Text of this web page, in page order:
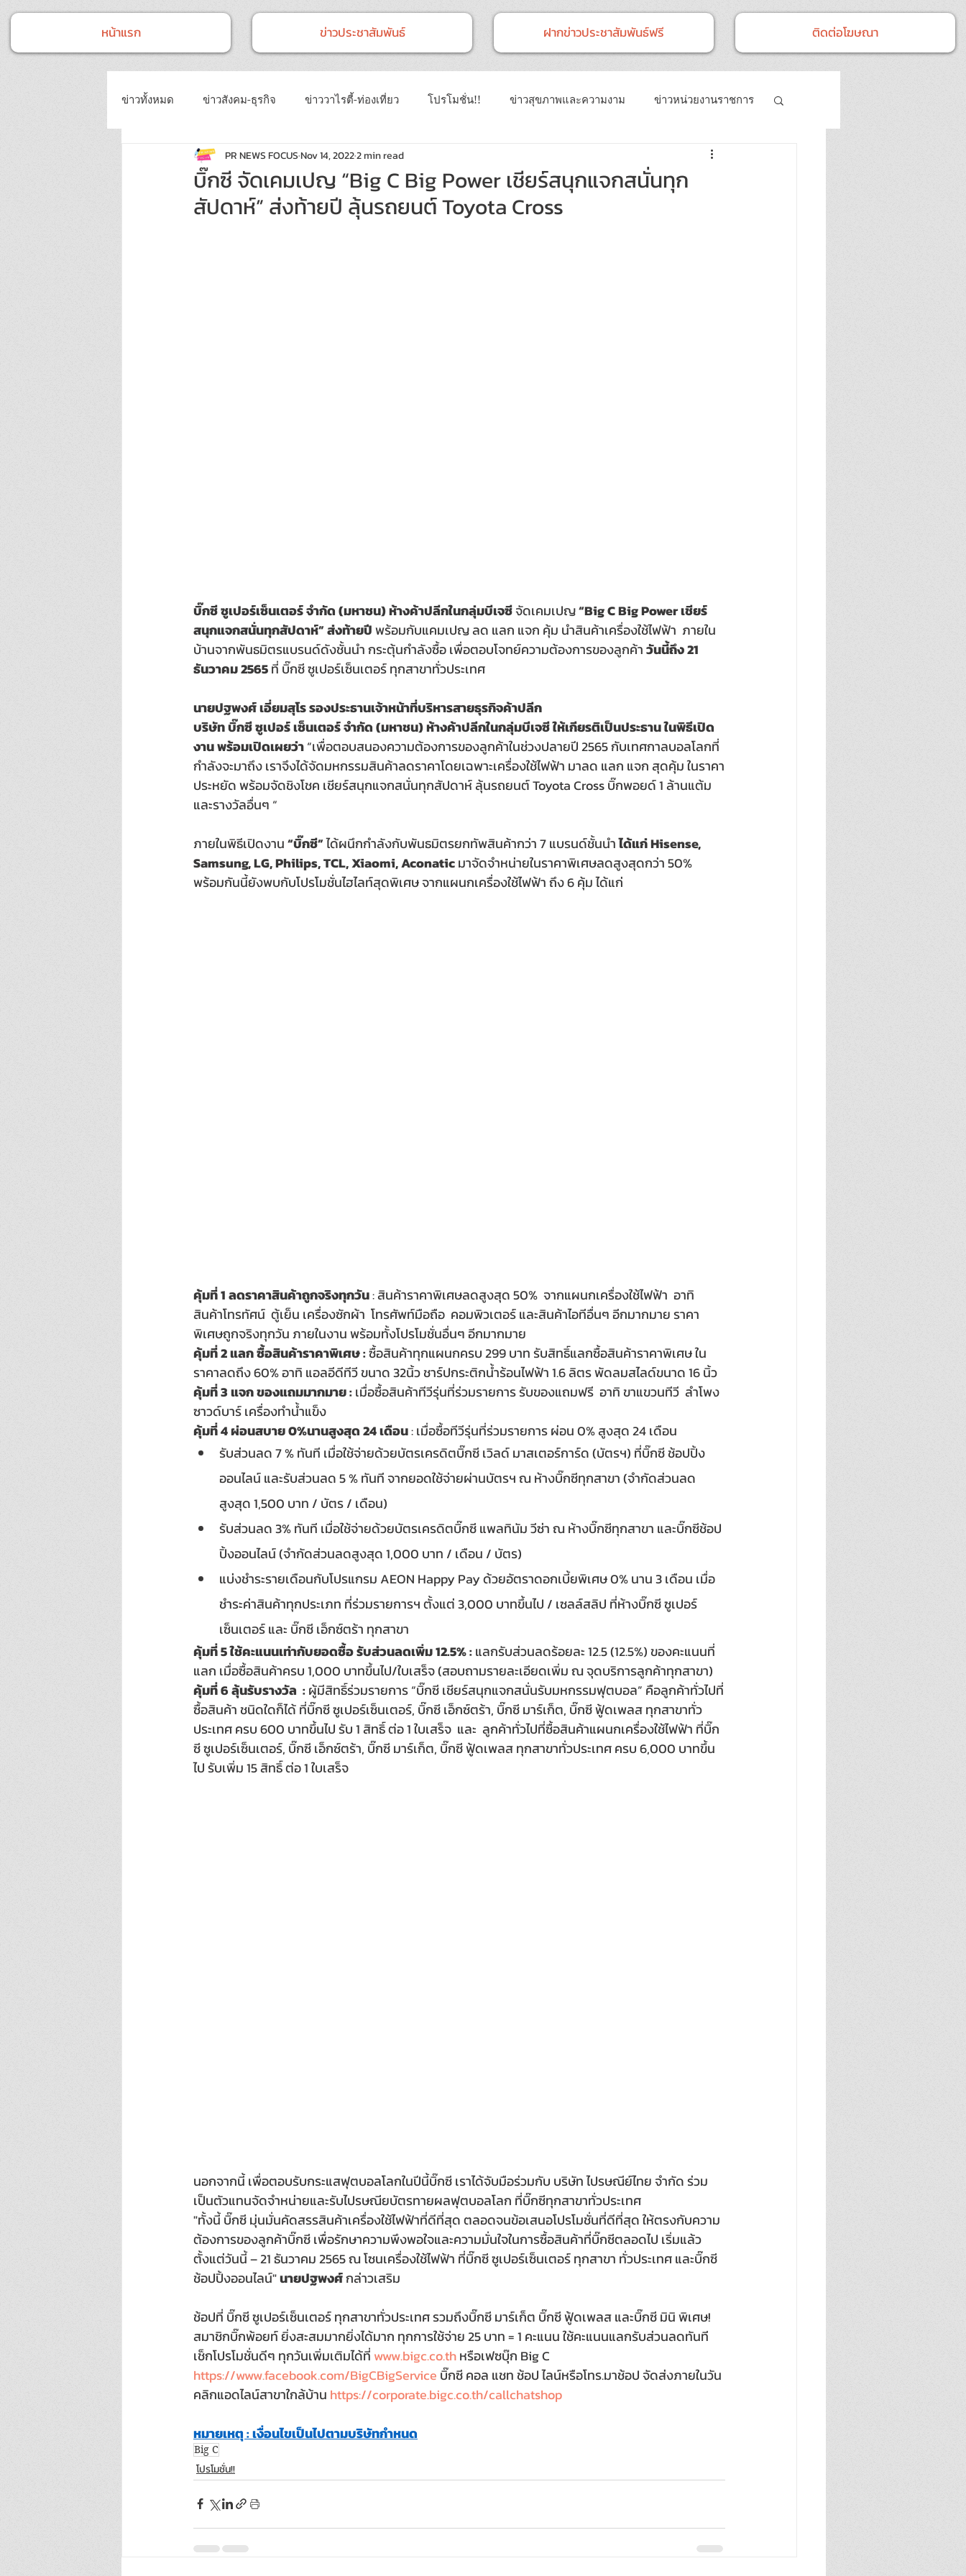
หน้าแรก ข่าวประชาสัมพันธ์ ฝากข่าวประชาสัมพันธ์ฟรี ติดต่อโฆษณา
ข่าวทั้งหมด ข่าวสังคม-ธุรกิจ ข่าววาไรตี้-ท่องเที่ยว โปรโมชั่น!! ข่าวสุขภาพและความงาม ข่าวหน่วยงานราชการ
ข่าวงานประชุม-อบรมสัมมนา ข่าวทั่วไป ข่าวการศึกษา
ข่าวบันเทิง บทความประชาสัมพันธ์ Event ข่าวเทคโนโลยี IT
บิ๊กซี จัดเคมเปญ “Big C Big Power เชียร์สนุกแจกสนั่นทุก
สัปดาห์” ส่งท้ายปี ลุ้นรถยนต์ Toyota Cross
PR NEWS FOCUSNov 14, 20222 min read
บิ๊กซี ซูเปอร์เซ็นเตอร์ จำกัด (มหาชน) ห้างค้าปลีกในกลุ่มบีเจซี จัดเคมเปญ “Big C Big Power เชียร์
สนุกแจกสนั่นทุกสัปดาห์” ส่งท้ายปี พร้อมกับแคมเปญ ลด แลก แจก คุ้ม นำสินค้าเครื่องใช้ไฟฟ้า  ภายใน
บ้านจากพันธมิตรแบรนด์ดังชั้นนำ กระตุ้นกำลังซื้อ เพื่อตอบโจทย์ความต้องการของลูกค้า วันนี้ถึง 21
ธันวาคม 2565ที่ บิ๊กซี ซูเปอร์เซ็นเตอร์ ทุกสาขาทั่วประเทศ
นายปฐพงศ์ เอี่ยมสุโร รองประธานเจ้าหน้าที่บริหารสายธุรกิจค้าปลีก
บริษัท บิ๊กซี ซูเปอร์ เซ็นเตอร์ จำกัด (มหาชน) ห้างค้าปลีกในกลุ่มบีเจซี ให้เกียรติเป็นประธาน ในพิธีเปิด
งาน พร้อมเปิดเผยว่า “เพื่อตอบสนองความต้องการของลูกค้าในช่วงปลายปี 2565 กับเทศกาลบอลโลกที่
กำลังจะมาถึง เราจึงได้จัดมหกรรมสินค้าลดราคาโดยเฉพาะเครื่องใช้ไฟฟ้า มาลด แลก แจก สุดคุ้ม ในราคา
ประหยัด พร้อมจัดชิงโชค เชียร์สนุกแจกสนั่นทุกสัปดาห์ ลุ้นรถยนต์ Toyota Cross บิ๊กพอยด์ 1 ล้านแต้ม
และรางวัลอื่นๆ “
ภายในพิธีเปิดงาน “บิ๊กซี” ได้ผนึกกำลังกับพันธมิตรยกทัพสินค้ากว่า 7 แบรนด์ชั้นนำ ได้แก่ Hisense,
Samsung, LG, Philips, TCL, Xiaomi, Aconatic มาจัดจำหน่ายในราคาพิเศษลดสูงสุดกว่า 50%
พร้อมกันนี้ยังพบกับโปรโมชั่นไฮไลท์สุดพิเศษ จากแผนกเครื่องใช้ไฟฟ้า ถึง 6 คุ้ม ได้แก่
คุ้มที่ 1 ลดราคาสินค้าถูกจริงทุกวัน : สินค้าราคาพิเศษลดสูงสุด 50%  จากแผนกเครื่องใช้ไฟฟ้า อาทิ
สินค้าโทรทัศน์  ตู้เย็น เครื่องซักผ้า  โทรศัพท์มือถือ  คอมพิวเตอร์ และสินค้าไอทีอื่นๆ อีกมากมาย ราคา
พิเศษถูกจริงทุกวัน ภายในงาน พร้อมทั้งโปรโมชั่นอื่นๆ อีกมากมาย
คุ้มที่ 2 แลก ซื้อสินค้าราคาพิเศษ : ซื้อสินค้าทุกแผนกครบ 299 บาท รับสิทธิ์แลกซื้อสินค้าราคาพิเศษ ใน
ราคาลดถึง 60% อาทิ แอลอีดีทีวี ขนาด 32นิ้ว ชาร์ปกระติกน้ำร้อนไฟฟ้า 1.6 ลิตร พัดลมสไลด์ขนาด 16 นิ้ว
คุ้มที่ 3 แจก ของแถมมากมาย : เมื่อซื้อสินค้าทีวีรุ่นที่ร่วมรายการ รับของแถมฟรี  อาทิ ขาแขวนทีวี  ลำโพง
ซาวด์บาร์ เครื่องทำน้ำแข็ง
คุ้มที่ 4 ผ่อนสบาย 0%นานสูงสุด 24 เดือน : เมื่อซื้อทีวีรุ่นที่ร่วมรายการ ผ่อน 0% สูงสุด 24 เดือน
รับส่วนลด 7 % ทันที เมื่อใช้จ่ายด้วยบัตรเครดิตบิ๊กซี เวิลด์ มาสเตอร์การ์ด (บัตรฯ) ที่บิ๊กซี ช้อปปิ้ง
ออนไลน์ และรับส่วนลด 5 % ทันที จากยอดใช้จ่ายผ่านบัตรฯ ณ ห้างบิ๊กซีทุกสาขา (จำกัดส่วนลด
สูงสุด 1,500 บาท / บัตร / เดือน)
รับส่วนลด 3% ทันที เมื่อใช้จ่ายด้วยบัตรเครดิตบิ๊กซี แพลทินัม วีซ่า ณ ห้างบิ๊กซีทุกสาขา และบิ๊กซีช้อป
ปิ้งออนไลน์ (จำกัดส่วนลดสูงสุด 1,000 บาท / เดือน / บัตร)
แบ่งชำระรายเดือนกับโปรแกรม AEON Happy Pay ด้วยอัตราดอกเบี้ยพิเศษ 0% นาน 3 เดือน เมื่อ
ชำระค่าสินค้าทุกประเภท ที่ร่วมรายการฯ ตั้งแต่ 3,000 บาทขึ้นไป / เซลล์สลิป ที่ห้างบิ๊กซี ซูเปอร์
เซ็นเตอร์ และ บิ๊กซี เอ็กซ์ตร้า ทุกสาขา
คุ้มที่ 5 ใช้คะแนนเท่ากับยอดซื้อ รับส่วนลดเพิ่ม 12.5% : แลกรับส่วนลดร้อยละ 12.5 (12.5%) ของคะแนนที่
แลก เมื่อซื้อสินค้าครบ 1,000 บาทขึ้นไป/ใบเสร็จ (สอบถามรายละเอียดเพิ่ม ณ จุดบริการลูกค้าทุกสาขา)
คุ้มที่ 6 ลุ้นรับรางวัล  : ผู้มีสิทธิ์ร่วมรายการ “บิ๊กซี เชียร์สนุกแจกสนั่นรับมหกรรมฟุตบอล” คือลูกค้าทั่วไปที่
ซื้อสินค้า ชนิดใดก็ได้ ที่บิ๊กซี ซูเปอร์เซ็นเตอร์, บิ๊กซี เอ็กซ์ตร้า, บิ๊กซี มาร์เก็ต, บิ๊กซี ฟู้ดเพลส ทุกสาขาทั่ว
ประเทศ ครบ 600 บาทขึ้นไป รับ 1 สิทธิ์ ต่อ 1 ใบเสร็จ  และ  ลูกค้าทั่วไปที่ซื้อสินค้าแผนกเครื่องใช้ไฟฟ้า ที่บิ๊ก
ซี ซูเปอร์เซ็นเตอร์, บิ๊กซี เอ็กซ์ตร้า, บิ๊กซี มาร์เก็ต, บิ๊กซี ฟู้ดเพลส ทุกสาขาทั่วประเทศ ครบ 6,000 บาทขึ้น
ไป รับเพิ่ม 15 สิทธิ์ ต่อ 1 ใบเสร็จ
นอกจากนี้ เพื่อตอบรับกระแสฟุตบอลโลกในปีนี้บิ๊กซี เราได้จับมือร่วมกับ บริษัท ไปรษณีย์ไทย จำกัด ร่วม
เป็นตัวแทนจัดจำหน่ายและรับไปรษณียบัตรทายผลฟุตบอลโลก ที่บิ๊กซีทุกสาขาทั่วประเทศ
"ทั้งนี้ บิ๊กซี มุ่นมั่นคัดสรรสินค้าเครื่องใช้ไฟฟ้าที่ดีที่สุด ตลอดจนข้อเสนอโปรโมชั่นที่ดีที่สุด ให้ตรงกับความ
ต้องการของลูกค้าบิ๊กซี เพื่อรักษาความพึงพอใจและความมั่นใจในการซื้อสินค้าที่บิ๊กซีตลอดไป เริ่มแล้ว
ตั้งแต่วันนี้ – 21 ธันวาคม 2565 ณ โซนเครื่องใช้ไฟฟ้า ที่บิ๊กซี ซูเปอร์เซ็นเตอร์ ทุกสาขา ทั่วประเทศ และบิ๊กซี
ช้อปปิ้งออนไลน์" นายปฐพงศ์ กล่าวเสริม
ช้อปที่ บิ๊กซี ซูเปอร์เซ็นเตอร์ ทุกสาขาทั่วประเทศ รวมถึงบิ๊กซี มาร์เก็ต บิ๊กซี ฟู้ดเพลส และบิ๊กซี มินิ พิเศษ!
สมาชิกบิ๊กพ้อยท์ ยิ่งสะสมมากยิ่งได้มาก ทุกการใช้จ่าย 25 บาท = 1 คะแนน ใช้คะแนนแลกรับส่วนลดทันที
เช็กโปรโมชั่นดีๆ ทุกวันเพิ่มเติมได้ที่ www.bigc.co.th หรือเฟซบุ๊ก Big C
https://www.facebook.com/BigCBigService บิ๊กซี คอล แชท ช้อป ไลน์หรือโทร.มาช้อป จัดส่งภายในวัน
คลิกแอดไลน์สาขาใกล้บ้าน https://corporate.bigc.co.th/callchatshop
หมายเหตุ : เงื่อนไขเป็นไปตามบริษัทกำหนด
Big C
โปรโมชั่น!!